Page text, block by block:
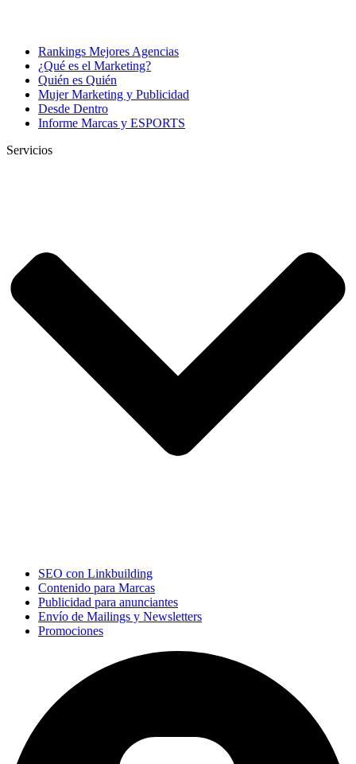
Rankings Mejores Agencias
¿Qué es el Marketing?
Quién es Quién
Mujer Marketing y Publicidad
Desde Dentro
Informe Marcas y ESPORTS
Servicios
SEO con Linkbuilding
Contenido para Marcas
Publicidad para anunciantes
Envío de Mailings y Newsletters
Promociones